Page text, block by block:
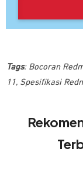
Tags: Bocoran
11, Spesifikasi